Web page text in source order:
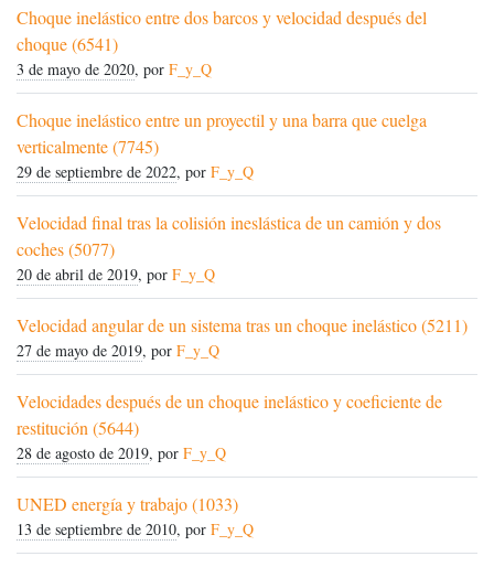
Choque inelástico entre dos barcos y velocidad después del
choque (6541)
3 de mayo de 2020, por F_y_Q
Choque inelástico entre un proyectil y una barra que cuelga
verticalmente (7745)
29 de septiembre de 2022, por F_y_Q
Velocidad final tras la colisión ineslástica de un camión y dos
coches (5077)
20 de abril de 2019, por F_y_Q
Velocidad angular de un sistema tras un choque inelástico (5211)
27 de mayo de 2019, por F_y_Q
Velocidades después de un choque inelástico y coeficiente de
restitución (5644)
28 de agosto de 2019, por F_y_Q
UNED energía y trabajo (1033)
13 de septiembre de 2010, por F_y_Q